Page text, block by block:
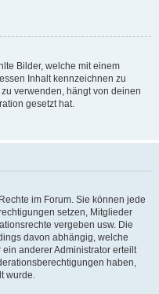
Bilder, welche mit einem
Inhalt kennzeichnen zu
verwenden, hängt von deinen
gesetzt hat.
im Forum. Sie können jede
setzen, Mitglieder
vergeben usw. Die
davon abhängig, welche
anderer Administrator erteilt
haben,
wurde.